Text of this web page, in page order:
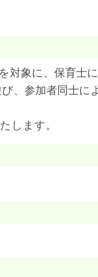
対象に、保育士
、参加者同士に
します。